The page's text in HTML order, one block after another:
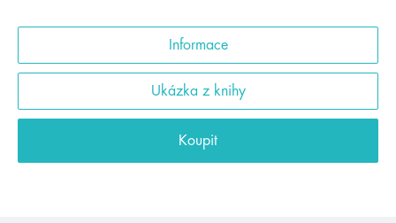
Informace
Ukázka z knihy
Koupit